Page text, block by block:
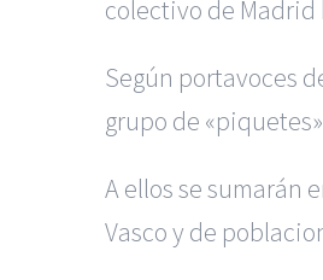
colectivo de
Según portavoces
grupo de
A ellos se sumarán
Vasco y de